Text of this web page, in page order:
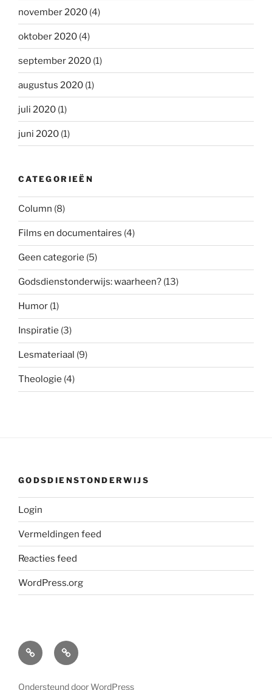
november 2020 (4)
oktober 2020 (4)
september 2020 (1)
augustus 2020 (1)
juli 2020 (1)
juni 2020 (1)
CATEGORIEËN
Column (8)
Films en documentaires (4)
Geen categorie (5)
Godsdienstonderwijs: waarheen? (13)
Humor (1)
Inspiratie (3)
Lesmateriaal (9)
Theologie (4)
GODSDIENSTONDERWIJS
Login
Vermeldingen feed
Reacties feed
WordPress.org
Over
mij
Home
Ondersteund door WordPress